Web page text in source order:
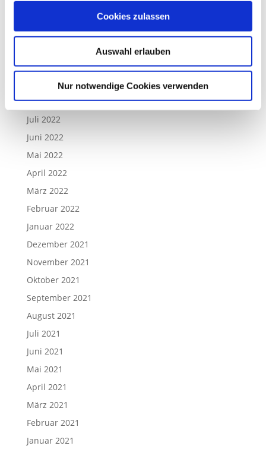
Cookies zulassen
Auswahl erlauben
Nur notwendige Cookies verwenden
Dezember 2022
Oktober 2022
September 2022
August 2022
Juli 2022
Juni 2022
Mai 2022
April 2022
März 2022
Februar 2022
Januar 2022
Dezember 2021
November 2021
Oktober 2021
September 2021
August 2021
Juli 2021
Juni 2021
Mai 2021
April 2021
März 2021
Februar 2021
Januar 2021